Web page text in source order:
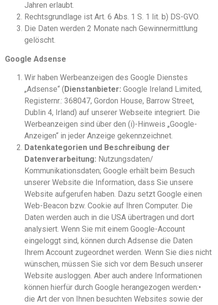
Jahren erlaubt.
Rechtsgrundlage ist Art. 6 Abs. 1 S. 1 lit. b) DS-GVO.
Die Daten werden 2 Monate nach Gewinnermittlung
gelöscht.
Google Adsense
Wir haben Werbeanzeigen des Google Dienstes
„Adsense“ (Dienstanbieter: Google Ireland Limited,
Registernr.: 368047, Gordon House, Barrow Street,
Dublin 4, Irland) auf unserer Webseite integriert. Die
Werbeanzeigen sind über den (i)-Hinweis „Google-
Anzeigen“ in jeder Anzeige gekennzeichnet.
Datenkategorien und Beschreibung der
Datenverarbeitung: Nutzungsdaten/
Kommunikationsdaten; Google erhält beim Besuch
unserer Website die Information, dass Sie unsere
Website aufgerufen haben. Dazu setzt Google einen
Web-Beacon bzw. Cookie auf Ihren Computer. Die
Daten werden auch in die USA übertragen und dort
analysiert. Wenn Sie mit einem Google-Account
eingeloggt sind, können durch Adsense die Daten
Ihrem Account zugeordnet werden. Wenn Sie dies nicht
wünschen, müssen Sie sich vor dem Besuch unserer
Website ausloggen. Aber auch andere Informationen
können hierfür durch Google herangezogen werden:•
die Art der von Ihnen besuchten Websites sowie der